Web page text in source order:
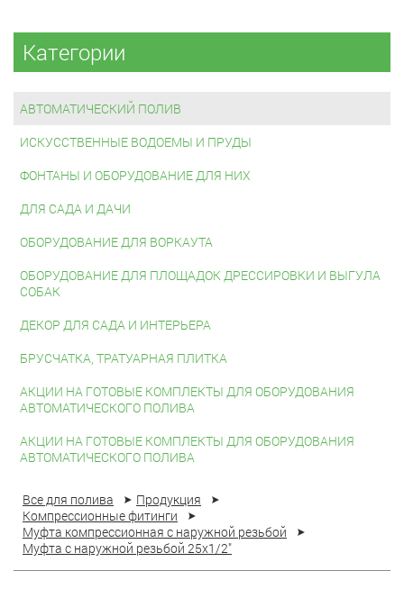
Категории
АВТОМАТИЧЕСКИЙ ПОЛИВ
ИСКУССТВЕННЫЕ ВОДОЕМЫ И ПРУДЫ
ФОНТАНЫ И ОБОРУДОВАНИЕ ДЛЯ НИХ
ДЛЯ САДА И ДАЧИ
ОБОРУДОВАНИЕ ДЛЯ ВОРКАУТА
ОБОРУДОВАНИЕ ДЛЯ ПЛОЩАДОК ДРЕССИРОВКИ И ВЫГУЛА
СОБАК
ДЕКОР ДЛЯ САДА И ИНТЕРЬЕРА
БРУСЧАТКА, ТРАТУАРНАЯ ПЛИТКА
АКЦИИ НА ГОТОВЫЕ КОМПЛЕКТЫ ДЛЯ ОБОРУДОВАНИЯ
АВТОМАТИЧЕСКОГО ПОЛИВА
АКЦИИ НА ГОТОВЫЕ КОМПЛЕКТЫ ДЛЯ ОБОРУДОВАНИЯ
АВТОМАТИЧЕСКОГО ПОЛИВА
Все для полива
Продукция
Компрессионные фитинги
Муфта компрессионная с наружной резьбой
Муфта с наружной резьбой 25x1/2"